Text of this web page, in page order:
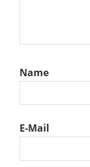
Name
E-Mail